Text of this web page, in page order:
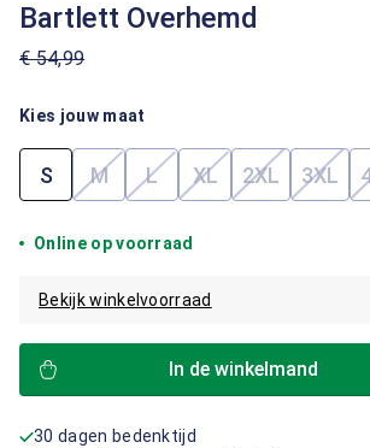
Bartlett Overhemd
€ 54,99
Kies jouw maat
S M(Deze optie is momenteel niet
L(Deze optie is
XL(Deze optie is
2XL(Deze optie
3XL
Online op voorraad
Bekijk winkelvoorraad
In de winkelmand
30 dagen bedenktijd